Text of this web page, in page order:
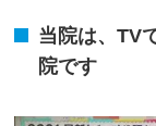
当院は、TV
院です